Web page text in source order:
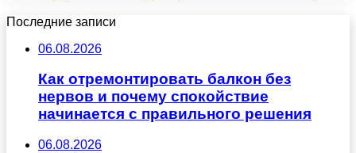
Последние записи
06.08.2026
Как отремонтировать балкон без
нервов и почему спокойствие
начинается с правильного решения
06.08.2026